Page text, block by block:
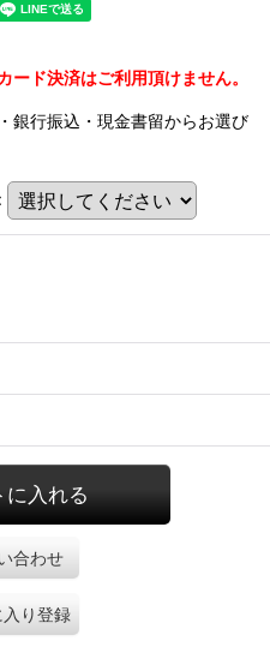
ド決済はご利用頂けません。
銀行振込・現金書留からお選び
:
に入れる
合わせ
入り登録